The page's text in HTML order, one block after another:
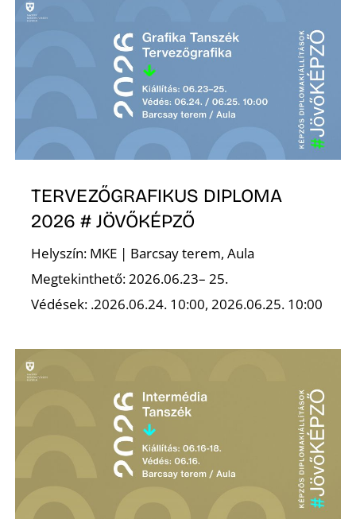
TERVEZŐGRAFIKUS DIPLOMA
2026 # JÖVŐKÉPZŐ
Helyszín: MKE | Barcsay terem, Aula
Megtekinthető: 2026.06.23– 25.
Védések: .2026.06.24. 10:00, 2026.06.25. 10:00